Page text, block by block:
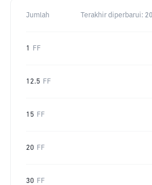
Jumlah Terakhir diperbarui:
1 FF
12.5 FF
15 FF
20 FF
30 FF